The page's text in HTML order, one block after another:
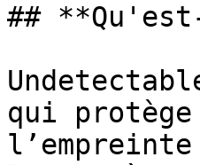
##
qui